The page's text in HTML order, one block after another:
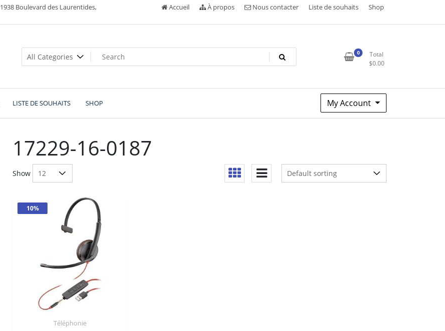
1938 Boulevard des Laurentides,
Accueil À propos Nous contacter Liste de souhaits Shop
0
Total
$0.00
LISTE DE SOUHAITS SHOP My Account
17229-16-0187
Show
10%
Téléphonie